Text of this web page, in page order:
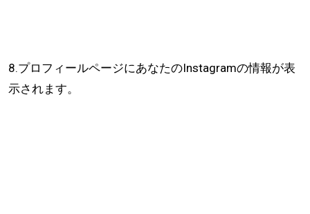
8.プロフィールページにあなたのInstagramの情報が表
示されます。